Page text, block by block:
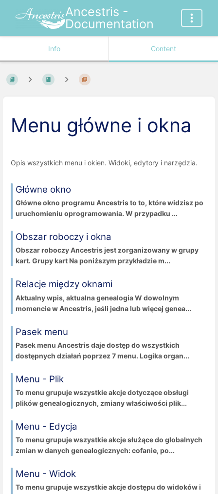
Ancestris -
Documentation
Info Content
Menu główne i okna
Opis wszystkich menu i okien. Widoki, edytory i narzędzia.
Główne okno
Główne okno programu Ancestris to to, które widzisz po
uruchomieniu oprogramowania. W przypadku ...
Obszar roboczy i okna
Obszar roboczy Ancestris jest zorganizowany w grupy
kart. Grupy kart Na poniższym przykładzie m...
Relacje między oknami
Aktualny wpis, aktualna genealogia W dowolnym
momencie w Ancestris, jeśli jedna lub więcej genea...
Pasek menu
Pasek menu Ancestris daje dostęp do wszystkich
dostępnych działań poprzez 7 menu. Logika organ...
Menu - Plik
To menu grupuje wszystkie akcje dotyczące obsługi
plików genealogicznych, zmiany właściwości plik...
Menu - Edycja
To menu grupuje wszystkie akcje służące do globalnych
zmian w danych genealogicznych: cofanie, po...
Menu - Widok
To menu grupuje wszystkie akcje dostępu do widoków i